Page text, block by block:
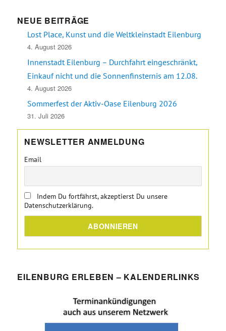
NEUE BEITRÄGE
Lost Place, Kunst und die Weltkleinstadt Eilenburg
4. August 2026
Innenstadt Eilenburg – Durchfahrt eingeschränkt,
Einkauf nicht und die Sonnenfinsternis am 12.08.
4. August 2026
Sommerfest der Aktiv-Oase Eilenburg 2026
31. Juli 2026
NEWSLETTER ANMELDUNG
Email
Indem Du fortfährst, akzeptierst Du unsere
Datenschutzerklärung.
EILENBURG ERLEBEN – KALENDERLINKS